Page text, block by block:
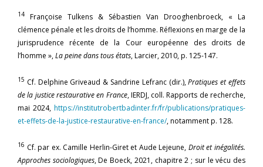
14
Françoise Tulkens & Sébastien Van Drooghenbroeck, « La
clémence pénale et les droits de l’homme. Réflexions en marge de la
jurisprudence récente de la Cour européenne des droits de
l’homme »,La peine dans tous états, Larcier, 2010, p. 125-147.
15 Cf. Delphine Griveaud & Sandrine Lefranc (dir.),Pratiques et effets
de la justice restaurative en France, IERDJ, coll. Rapports de recherche,
mai 2024, https://institutrobertbadinter.fr/fr/publications/pratiques-
et-effets-de-la-justice-restaurative-en-france/, notamment p. 128.
16 Cf. par ex. Camille Herlin-Giret et Aude Lejeune, Droit et inégalités.
Approches sociologiques, De Boeck, 2021, chapitre 2 ; sur le vécu des